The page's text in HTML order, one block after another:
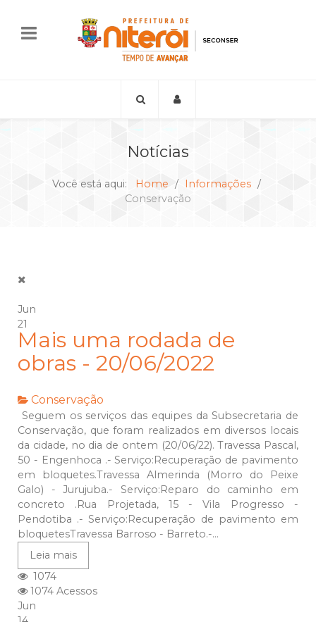
Notícias
Você está aqui: Home
Informações
Conservação
Jun
21
Mais uma rodada de
obras - 20/06/2022
Conservação
Seguem os serviços das equipes da Subsecretaria de
Conservação, que foram realizados em diversos locais
da cidade, no dia de ontem (20/06/22). Travessa Pascal,
50 - Engenhoca .- Serviço:Recuperação de pavimento
em bloquetes.Travessa Almerinda (Morro do Peixe
Galo) - Jurujuba.- Serviço:Reparo do caminho em
concreto .Rua Projetada, 15 - Vila Progresso -
Pendotiba .- Serviço:Recuperação de pavimento em
bloquetesTravessa Barroso - Barreto.-...
Leia mais
1074
1074 Acessos
Jun